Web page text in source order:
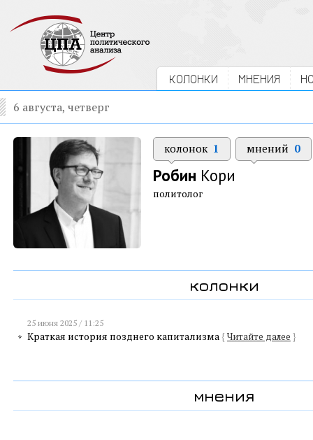
КОЛОНКИ МНЕНИЯ
6 августа, четверг
колонок 1 мнений 0
Робин Кори
политолог
колонки
25 июня 2025 / 11:25
Краткая история позднего капитализма { Читайте далее }
мнения